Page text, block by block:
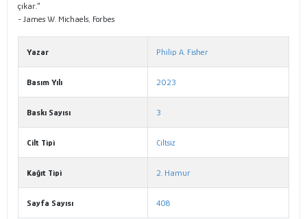
çıkar.”
- James W. Michaels, Forbes
Yazar Philip A. Fisher
Basım Yılı 2023
Baskı Sayısı 3
Cilt Tipi Ciltsiz
Kağıt Tipi 2. Hamur
Sayfa Sayısı 408